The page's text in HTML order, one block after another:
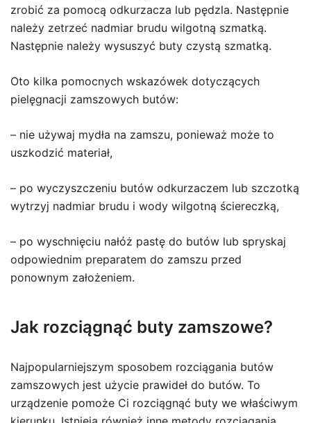
zrobić za pomocą odkurzacza lub pędzla. Następnie
należy zetrzeć nadmiar brudu wilgotną szmatką.
Następnie należy wysuszyć buty czystą szmatką.
Oto kilka pomocnych wskazówek dotyczących
pielęgnacji zamszowych butów:
– nie używaj mydła na zamszu, ponieważ może to
uszkodzić materiał,
– po wyczyszczeniu butów odkurzaczem lub szczotką
wytrzyj nadmiar brudu i wody wilgotną ściereczką,
– po wyschnięciu nałóż pastę do butów lub spryskaj
odpowiednim preparatem do zamszu przed
ponownym założeniem.
Jak rozciągnąć buty zamszowe?
Najpopularniejszym sposobem rozciągania butów
zamszowych jest użycie prawideł do butów. To
urządzenie pomoże Ci rozciągnąć buty we właściwym